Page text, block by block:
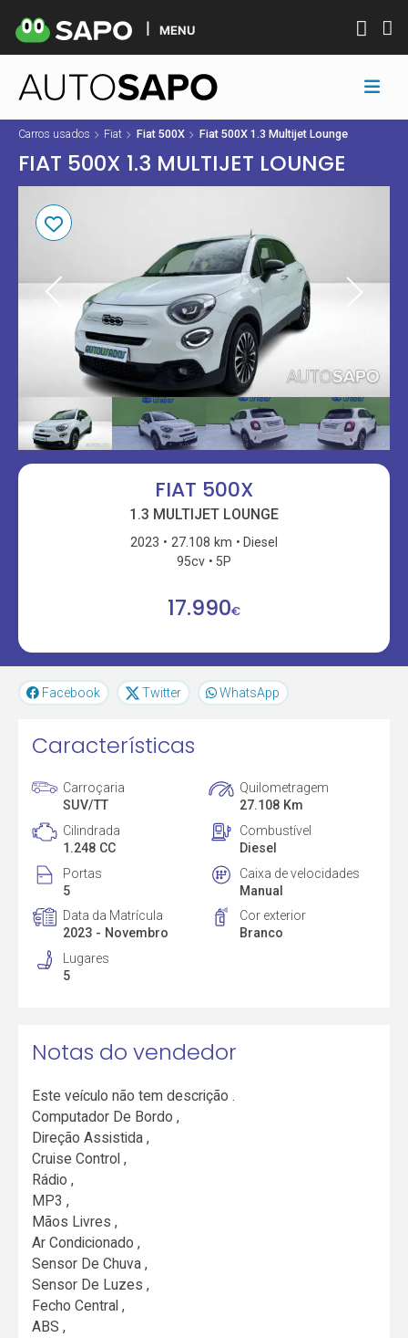
MENU
Carros usados Fiat Fiat 500X Fiat 500X 1.3 Multijet Lounge
FIAT 500X 1.3 MULTIJET LOUNGE
FIAT 500X
1.3 MULTIJET LOUNGE
2023 27.108 km
Diesel
95cv
5P
17.990€
Facebook Twitter WhatsApp
Características
Carroçaria
SUV/TT
Quilometragem
27.108 Km
Cilindrada
1.248 CC
Combustível
Diesel
Portas
5
Caixa de velocidades
Manual
Data da Matrícula
2023 - Novembro
Cor exterior
Branco
Lugares
5
Notas do vendedor
Este veículo não tem descrição .
Computador De Bordo ,
Direção Assistida ,
Cruise Control ,
Rádio ,
MP3 ,
Mãos Livres ,
Ar Condicionado ,
Sensor De Chuva ,
Sensor De Luzes ,
Fecho Central ,
ABS ,